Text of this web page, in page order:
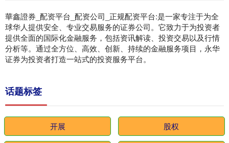
華鑫證券_配资平台_配资公司_正规配资平台:是一家专注于为全
球华人提供安全、专业交易服务的证券公司。它致力于为投资者
提供全面的国际化金融服务，包括资讯解读、投资交易以及行情
分析等。通过全方位、高效、创新、持续的金融服务项目，永华
证券为投资者打造一站式的投资服务平台。
话题标签
开展 股权